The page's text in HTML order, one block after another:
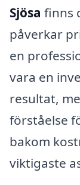
Sjösa finns
påverkar
en
vara en
resultat,
förståelse
bakom
viktigaste